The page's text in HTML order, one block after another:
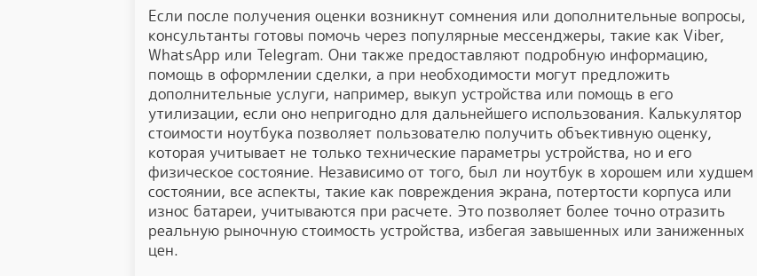
Если после получения оценки возникнут сомнения или дополнительные вопросы,
консультанты готовы помочь через популярные мессенджеры, такие как Viber,
WhatsApp или Telegram. Они также предоставляют подробную информацию,
помощь в оформлении сделки, а при необходимости могут предложить
дополнительные услуги, например, выкуп устройства или помощь в его
утилизации, если оно непригодно для дальнейшего использования. Калькулятор
стоимости ноутбука позволяет пользователю получить объективную оценку,
которая учитывает не только технические параметры устройства, но и его
физическое состояние. Независимо от того, был ли ноутбук в хорошем или худшем
состоянии, все аспекты, такие как повреждения экрана, потертости корпуса или
износ батареи, учитываются при расчете. Это позволяет более точно отразить
реальную рыночную стоимость устройства, избегая завышенных или заниженных
цен.